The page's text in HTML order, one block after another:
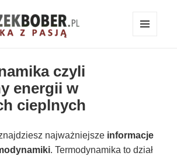
czyli
energii w
cieplnych
najważniejsze informacje
. Termodynamika to dział